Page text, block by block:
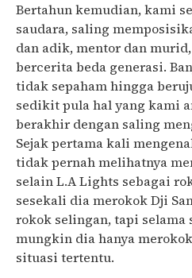
Bertahun kemudian, kami
saudara, saling
dan adik, mentor dan
bercerita beda generasi.
tidak sepaham hingga
sedikit pula hal yang kami
berakhir dengan saling
Sejak pertama kali
tidak pernah melihatnya
selain L.A Lights sebagai
sesekali dia merokok Dji
rokok selingan, tapi selama
mungkin dia hanya
situasi tertentu.